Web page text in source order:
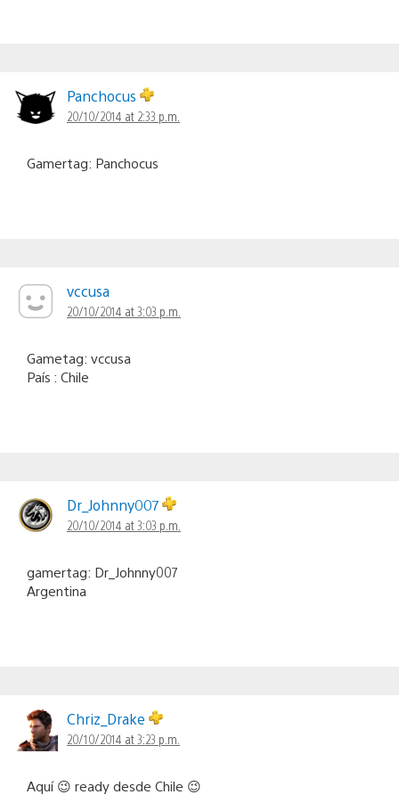
Panchocus
20/10/2014 at 2:33 p.m.
Gamertag: Panchocus
vccusa
20/10/2014 at 3:03 p.m.
Gametag: vccusa
País : Chile
Dr_Johnny007
20/10/2014 at 3:03 p.m.
gamertag: Dr_Johnny007
Argentina
Chriz_Drake
20/10/2014 at 3:23 p.m.
Aquí 😉 ready desde Chile 😉